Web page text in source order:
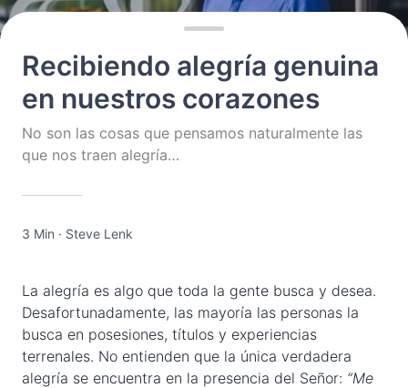
Recibiendo alegría genuina
en nuestros corazones
No son las cosas que pensamos naturalmente las
que nos traen alegría…
3 Min · Steve Lenk
La alegría es algo que toda la gente busca y desea.
Desafortunadamente, las mayoría las personas la
busca en posesiones, títulos y experiencias
terrenales. No entienden que la única verdadera
alegría se encuentra en la presencia del Señor: “Me